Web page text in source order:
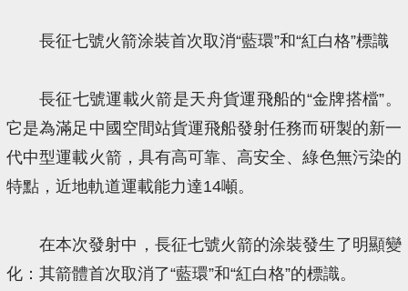
長征七號火箭涂裝首次取消“藍環”和“紅白格”標識
長征七號運載火箭是天舟貨運飛船的“金牌搭檔”。
它是為滿足中國空間站貨運飛船發射任務而研製的新一
代中型運載火箭，具有高可靠、高安全、綠色無污染的
特點，近地軌道運載能力達14噸。
在本次發射中，長征七號火箭的涂裝發生了明顯變
化：其箭體首次取消了“藍環”和“紅白格”的標識。